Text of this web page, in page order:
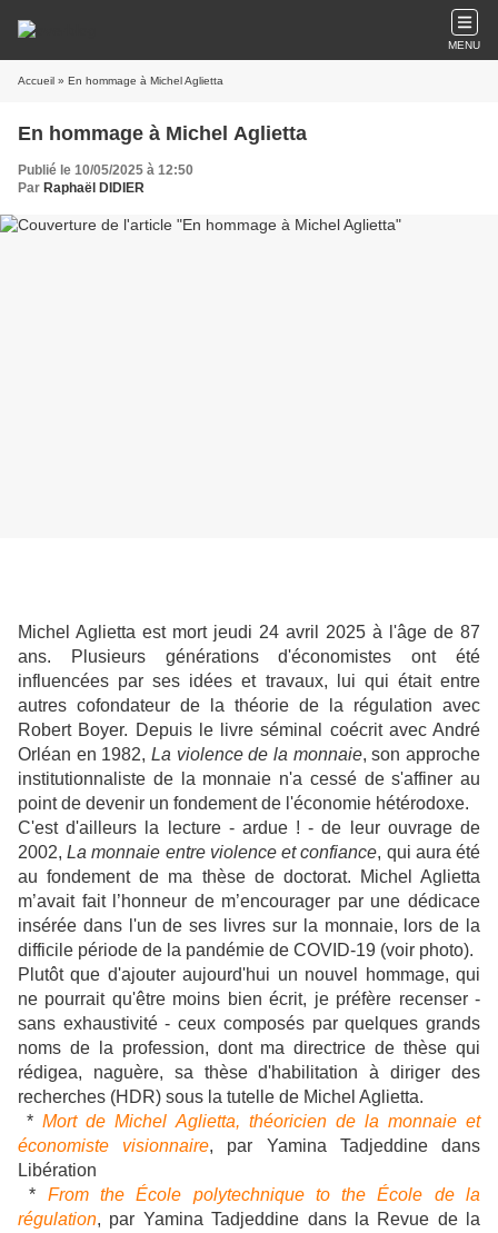
MENU
Accueil » En hommage à Michel Aglietta
En hommage à Michel Aglietta
Publié le 10/05/2025 à 12:50
Par Raphaël DIDIER
Michel Aglietta est mort jeudi 24 avril 2025 à l'âge de 87
ans. Plusieurs générations d'économistes ont été
influencées par ses idées et travaux, lui qui était entre
autres cofondateur de la théorie de la régulation avec
Robert Boyer. Depuis le livre séminal coécrit avec André
Orléan en 1982, La violence de la monnaie, son approche
institutionnaliste de la monnaie n'a cessé de s'affiner au
point de devenir un fondement de l'économie hétérodoxe.
C'est d'ailleurs la lecture - ardue ! - de leur ouvrage de
2002,La monnaie entre violence et confiance, qui aura été
au fondement de ma thèse de doctorat. Michel Aglietta
m’avait fait l’honneur de m’encourager par une dédicace
insérée dans l'un de ses livres sur la monnaie, lors de la
difficile période de la pandémie de COVID-19 (voir photo).
Plutôt que d'ajouter aujourd'hui un nouvel hommage, qui
ne pourrait qu'être moins bien écrit, je préfère recenser -
sans exhaustivité - ceux composés par quelques grands
noms de la profession, dont ma directrice de thèse qui
rédigea, naguère, sa thèse d'habilitation à diriger des
recherches (HDR) sous la tutelle de Michel Aglietta.
*Mort de Michel Aglietta, théoricien de la monnaie et
économiste visionnaire, par Yamina Tadjeddine dans
Libération
* From the École polytechnique to the École de la
régulation, par Yamina Tadjeddine dans la Revue de la